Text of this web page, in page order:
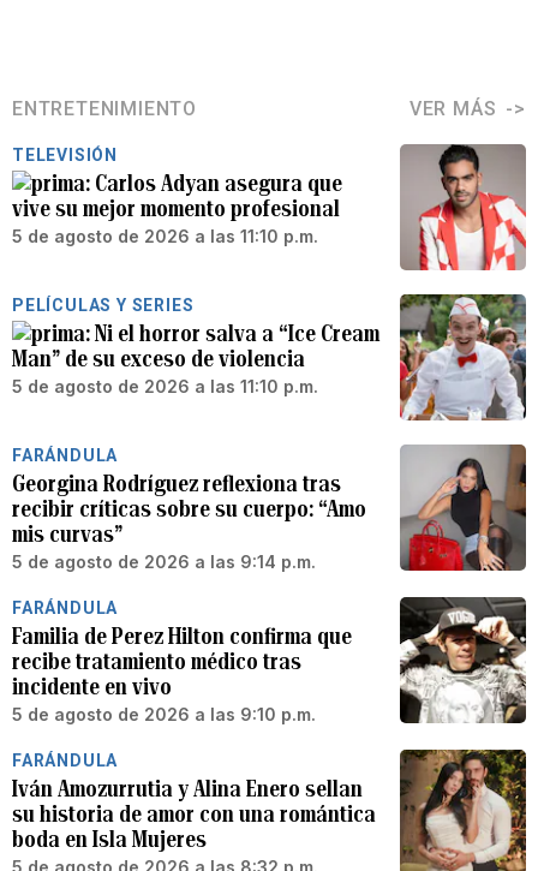
ENTRETENIMIENTO VER MÁS
TELEVISIÓN
Carlos Adyan asegura que
vive su mejor momento profesional
5 de agosto de 2026 a las 11:10 p.m.
PELÍCULAS Y SERIES
Ni el horror salva a “Ice Cream
Man” de su exceso de violencia
5 de agosto de 2026 a las 11:10 p.m.
FARÁNDULA
Georgina Rodríguez reflexiona tras
recibir críticas sobre su cuerpo: “Amo
mis curvas”
5 de agosto de 2026 a las 9:14 p.m.
FARÁNDULA
Familia de Perez Hilton confirma que
recibe tratamiento médico tras
incidente en vivo
5 de agosto de 2026 a las 9:10 p.m.
FARÁNDULA
Iván Amozurrutia y Alina Enero sellan
su historia de amor con una romántica
boda en Isla Mujeres
5 de agosto de 2026 a las 8:32 p.m.